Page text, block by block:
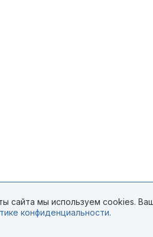
сайта мы используем cookies.
конфиденциальности.